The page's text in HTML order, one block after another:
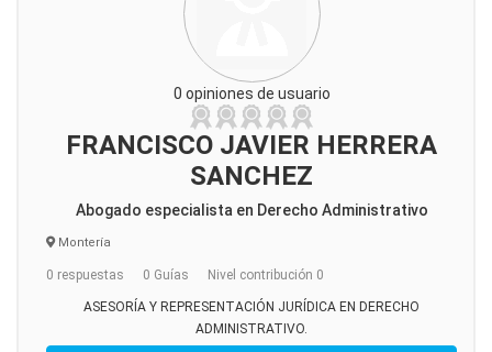
0 opiniones de usuario
FRANCISCO JAVIER HERRERA
SANCHEZ
Abogado especialista en Derecho Administrativo
Montería
0 respuestas 0 Guías Nivel contribución 0
ASESORÍA Y REPRESENTACIÓN JURÍDICA EN DERECHO
ADMINISTRATIVO.